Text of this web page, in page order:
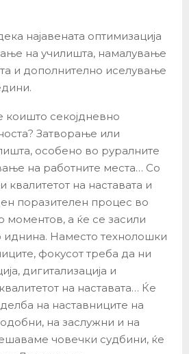
најавената оптимизација
на училишта, намалување
и дополнително иселување
коишто секојдневно
Затворање или
особено во руралните
на работните места… Со
квалитетот на наставата и
поразителен процес во
моментов, а ќе се засили
иднина. Наместо технолошки
фокусот треба да ни
дигитализација и
на наставата… Ќе
на наставниците на
на заслужни и на
човечки судбини, ќе